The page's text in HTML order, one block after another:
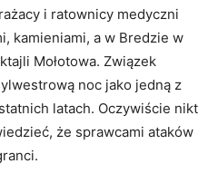
i ratownicy medyczni
kamieniami, a w Bredzie w
Mołotowa. Związek
noc jako jedną z
latach. Oczywiście nikt
że sprawcami ataków